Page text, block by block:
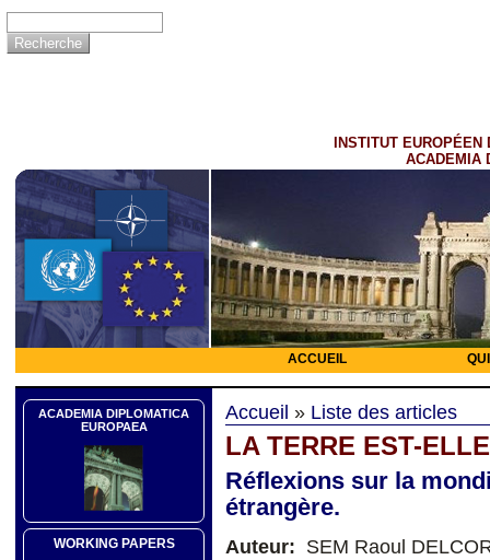
INSTITUT EUROPÉEN
ACADEMIA
ACCUEIL
ACADEMIA DIPLOMATICA
EUROPAEA
WORKING PAPERS
Accueil » Liste des articles
LA TERRE EST-
Réflexions sur la
étrangère.
Auteur: SEM Raoul